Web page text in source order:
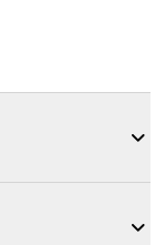

